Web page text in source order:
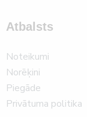
Atbalsts
Noteikumi
Norēķini
Piegāde
Privātuma politika